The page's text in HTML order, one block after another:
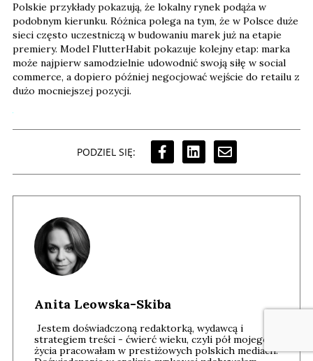
Polskie przykłady pokazują, że lokalny rynek podąża w
podobnym kierunku. Różnica polega na tym, że w Polsce duże
sieci często uczestniczą w budowaniu marek już na etapie
premiery. Model FlutterHabit pokazuje kolejny etap: marka
może najpierw samodzielnie udowodnić swoją siłę w social
commerce, a dopiero później negocjować wejście do retailu z
dużo mocniejszej pozycji.
PODZIEL SIĘ:
Anita Leowska-Skiba
Jestem doświadczoną redaktorką, wydawcą i
strategiem treści - ćwierć wieku, czyli pół mojego
życia pracowałam w prestiżowych polskich mediach.